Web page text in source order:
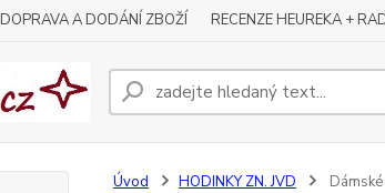
DOPRAVA A DODÁNÍ ZBOŽÍ RECENZE HEUREKA +
Úvod HODINKY ZN. JVD